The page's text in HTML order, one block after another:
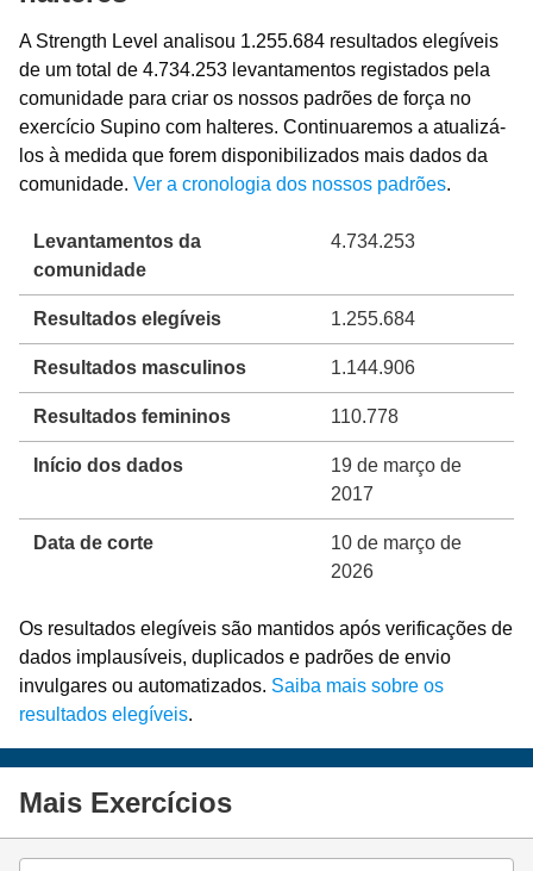
A Strength Level analisou 1.255.684 resultados elegíveis
de um total de 4.734.253 levantamentos registados pela
comunidade para criar os nossos padrões de força no
exercício Supino com halteres. Continuaremos a atualizá-
los à medida que forem disponibilizados mais dados da
comunidade. Ver a cronologia dos nossos padrões.
Levantamentos da
comunidade
4.734.253
Resultados elegíveis 1.255.684
Resultados masculinos 1.144.906
Resultados femininos 110.778
Início dos dados
19 de março de
2017
Data de corte
10 de março de
2026
Os resultados elegíveis são mantidos após verificações de
dados implausíveis, duplicados e padrões de envio
invulgares ou automatizados. Saiba mais sobre os
resultados elegíveis.
Mais Exercícios